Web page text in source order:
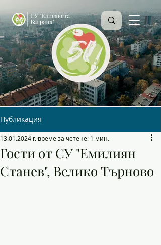
Публикация
Гости от СУ "Емилиян
Станев", Велико Търново
13.01.2024 г. време за четене: 1 мин.